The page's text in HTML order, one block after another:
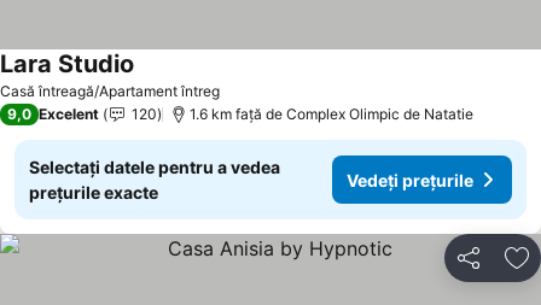
Casă întreagă/Apartament întreg
Lara Studio
9,0 Excelent 120 1.6 km faţă de Complex Olimpic de Natatie
Selectați datele pentru a vedea
prețurile exacte
Vedeți prețurile
Distribuiți